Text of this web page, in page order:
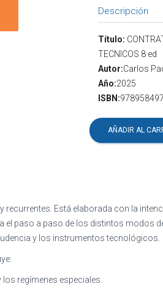
Descripción
Título:
TECNICOS 8 ed
Autor:Carlos
Año:2025
ISBN:
AÑADIR AL
recurrentes. Está elaborada con la
paso a paso de los distintos modos
y los instrumentos tecnológicos.
los regímenes especiales.